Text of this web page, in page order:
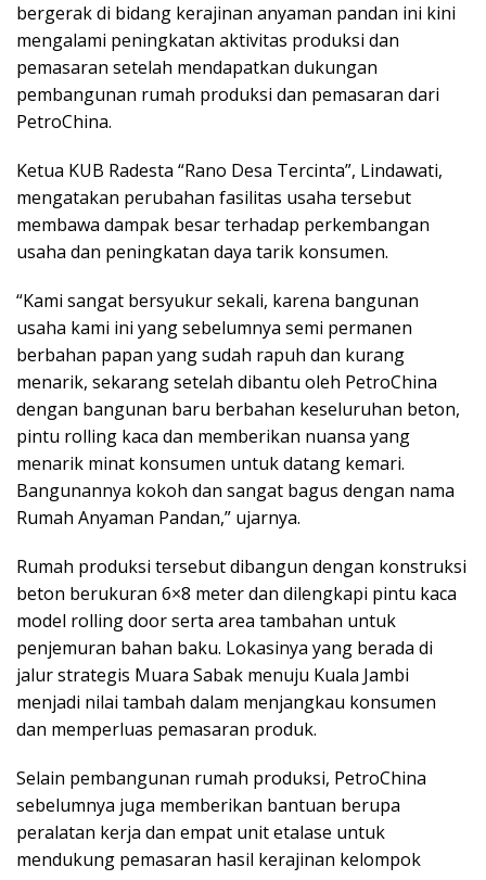
bergerak di bidang kerajinan anyaman pandan ini kini
mengalami peningkatan aktivitas produksi dan
pemasaran setelah mendapatkan dukungan
pembangunan rumah produksi dan pemasaran dari
PetroChina.
Ketua KUB Radesta “Rano Desa Tercinta”, Lindawati,
mengatakan perubahan fasilitas usaha tersebut
membawa dampak besar terhadap perkembangan
usaha dan peningkatan daya tarik konsumen.
“Kami sangat bersyukur sekali, karena bangunan
usaha kami ini yang sebelumnya semi permanen
berbahan papan yang sudah rapuh dan kurang
menarik, sekarang setelah dibantu oleh PetroChina
dengan bangunan baru berbahan keseluruhan beton,
pintu rolling kaca dan memberikan nuansa yang
menarik minat konsumen untuk datang kemari.
Bangunannya kokoh dan sangat bagus dengan nama
Rumah Anyaman Pandan,” ujarnya.
Rumah produksi tersebut dibangun dengan konstruksi
beton berukuran 6×8 meter dan dilengkapi pintu kaca
model rolling door serta area tambahan untuk
penjemuran bahan baku. Lokasinya yang berada di
jalur strategis Muara Sabak menuju Kuala Jambi
menjadi nilai tambah dalam menjangkau konsumen
dan memperluas pemasaran produk.
Selain pembangunan rumah produksi, PetroChina
sebelumnya juga memberikan bantuan berupa
peralatan kerja dan empat unit etalase untuk
mendukung pemasaran hasil kerajinan kelompok